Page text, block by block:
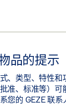
品的提示
、类型、特性和
准、标准等）可
您的 GEZE 联